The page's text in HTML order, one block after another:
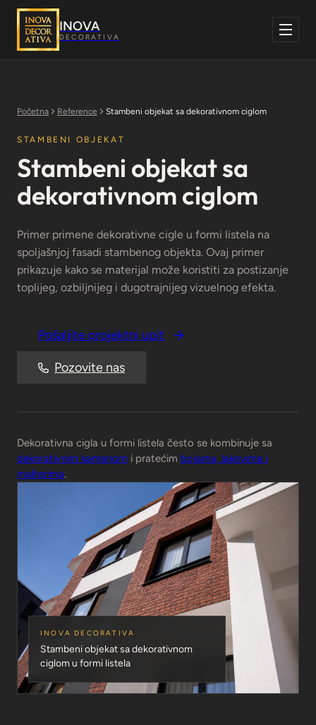
Skoči
sadržaj
INOVA
DECORATIVA
Početna Reference Stambeni objekat sa dekorativnom ciglom
STAMBENI OBJEKAT
Stambeni objekat sa
dekorativnom ciglom
Primer primene dekorativne cigle u formi listela na
spoljašnjoj fasadi stambenog objekta. Ovaj primer
prikazuje kako se materijal može koristiti za postizanje
toplijeg, ozbiljnijeg i dugotrajnijeg vizuelnog efekta.
Pošaljite projektni upit
Pozovite nas
Dekorativna cigla u formi listela često se kombinuje sa
dekorativnim kamenom i pratećim bojama, lakovima i
malterima.
INOVA DECORATIVA
Stambeni objekat sa dekorativnom
ciglom u formi listela